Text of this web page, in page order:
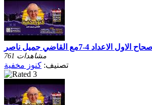
761 مشاهدات
تصنيف: كنوز مخفية